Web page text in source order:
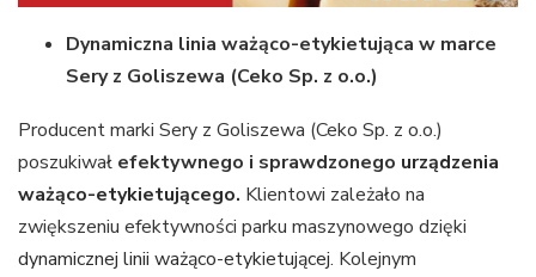
Dynamiczna linia ważąco-etykietująca w marce
Sery z Goliszewa (Ceko Sp. z o.o.)
Producent marki Sery z Goliszewa (Ceko Sp. z o.o.)
poszukiwał efektywnego i sprawdzonego urządzenia
ważąco-etykietującego. Klientowi zależało na
zwiększeniu efektywności parku maszynowego dzięki
dynamicznej linii ważąco-etykietującej. Kolejnym